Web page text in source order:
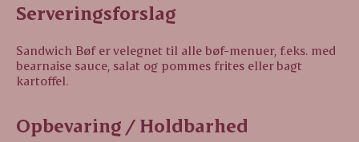
Serveringsforslag
Sandwich Bøf er velegnet til alle bøf-menuer, f.eks. med
bearnaise sauce, salat og pommes frites eller bagt
kartoffel.
Opbevaring / Holdbarhed